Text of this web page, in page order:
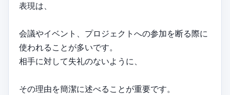
表現は、
会議やイベント、プロジェクトへの参加を断る際に
使われることが多いです。
相手に対して失礼のないように、
その理由を簡潔に述べることが重要です。